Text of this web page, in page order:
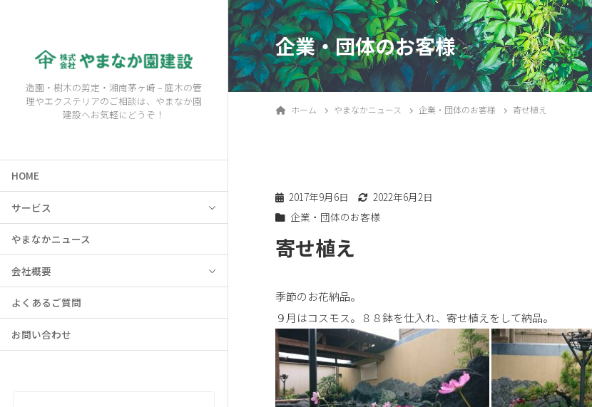
造園・樹木の剪定・湘南茅ヶ崎 – 庭木の管
理やエクステリアのご相談は、やまなか園
建設へお気軽にどうぞ！
HOME
サービス
やまなかニュース
会社概要
よくあるご質問
お問い合わせ
企業・団体のお客様
ホーム やまなかニュース 企業・団体のお客様 寄せ植え
2017年9月6日
2022年6月2日
企業・団体のお客様
寄せ植え
季節のお花納品。
９月はコスモス。８８鉢を仕入れ、寄せ植えをして納品。